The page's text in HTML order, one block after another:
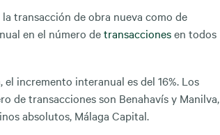
transacción de obra nueva como de
en el número detransaccionesen todos
incremento interanual es del 16%. Los
de transacciones son Benahavís y Manilva,
absolutos, Málaga Capital.